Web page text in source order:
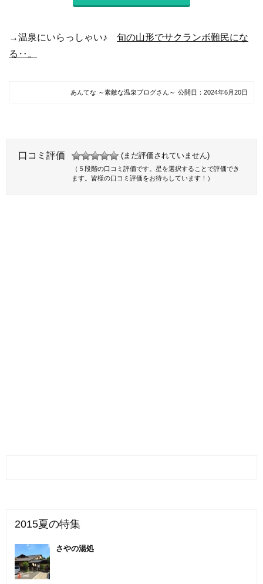
→温泉にいらっしゃい♪ 旬の山形でサクランボ難民にな
る‥。
あんてな ～素敵な温泉ブログさん～ 公開日： 2024年6月20日
口コミ評価 (まだ評価されていません)
（５段階の口コミ評価です。星を選択することで評価でき
ます。皆様の口コミ評価をお待ちしています！）
2015夏の特集
さやの湯処